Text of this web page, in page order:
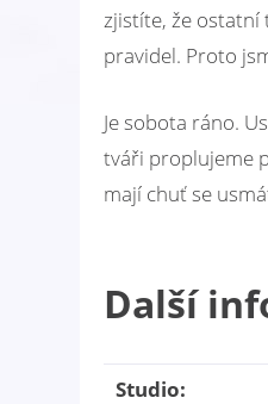
zjistíte, že ostatní
pravidel. Proto
Je sobota ráno.
tváři proplujeme
mají chuť se
Další
Studio: